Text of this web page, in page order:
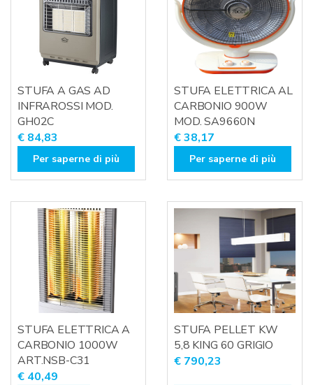
STUFA A GAS AD
INFRAROSSI MOD.
GH02C
€ 84,83
Per saperne di più
STUFA ELETTRICA AL
CARBONIO 900W
MOD. SA9660N
€38,17
Per saperne di più
STUFA ELETTRICA A
CARBONIO 1000W
ART.NSB-C31
€ 40,49
STUFA PELLET KW
5,8 KING 60 GRIGIO
€ 790,23